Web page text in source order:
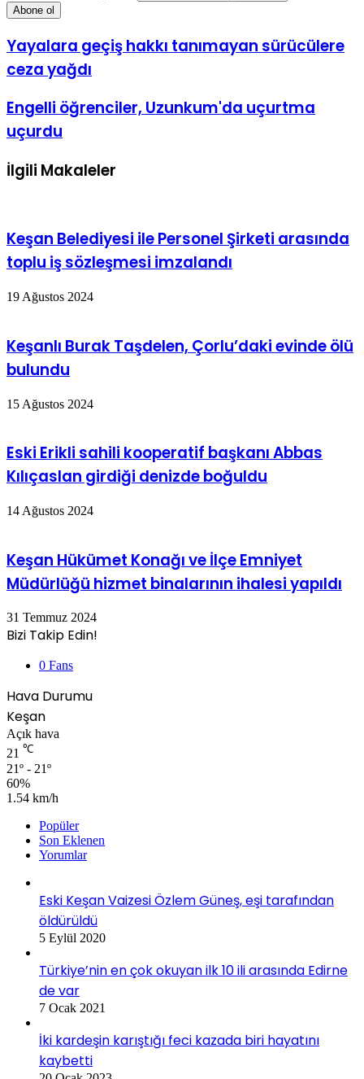
Yayalara geçiş hakkı tanımayan sürücülere
ceza yağdı
Engelli öğrenciler, Uzunkum'da uçurtma
uçurdu
İlgili Makaleler
Keşan Belediyesi ile Personel Şirketi arasında
toplu iş sözleşmesi imzalandı
19 Ağustos 2024
Keşanlı Burak Taşdelen, Çorlu’daki evinde ölü
bulundu
15 Ağustos 2024
Eski Erikli sahili kooperatif başkanı Abbas
Kılıçaslan girdiği denizde boğuldu
14 Ağustos 2024
Keşan Hükümet Konağı ve İlçe Emniyet
Müdürlüğü hizmet binalarının ihalesi yapıldı
31 Temmuz 2024
Bizi Takip Edin!
0 Fans
Hava Durumu
Keşan
Açık hava
21 ℃
21º - 21º
60%
1.54 km/h
Popüler
Son Eklenen
Yorumlar
Eski Keşan Vaizesi Özlem Güneş, eşi tarafından
öldürüldü
5 Eylül 2020
Türkiye’nin en çok okuyan ilk 10 ili arasında Edirne
de var
7 Ocak 2021
İki kardeşin karıştığı feci kazada biri hayatını
kaybetti